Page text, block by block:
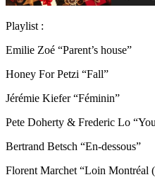
Playlist :
Emilie Zoé “Parent’s house”
Honey For Petzi “Fall”
Jérémie Kiefer “Féminin”
Pete Doherty & Frederic Lo
Bertrand Betsch “En-dessous”
Florent Marchet “Loin Montréal